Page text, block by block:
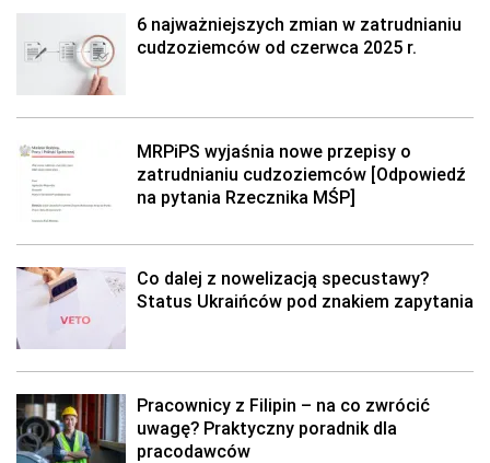
6 najważniejszych zmian w zatrudnianiu
cudzoziemców od czerwca 2025 r.
MRPiPS wyjaśnia nowe przepisy o
zatrudnianiu cudzoziemców [Odpowiedź
na pytania Rzecznika MŚP]
Co dalej z nowelizacją specustawy?
Status Ukraińców pod znakiem zapytania
Pracownicy z Filipin – na co zwrócić
uwagę? Praktyczny poradnik dla
pracodawców